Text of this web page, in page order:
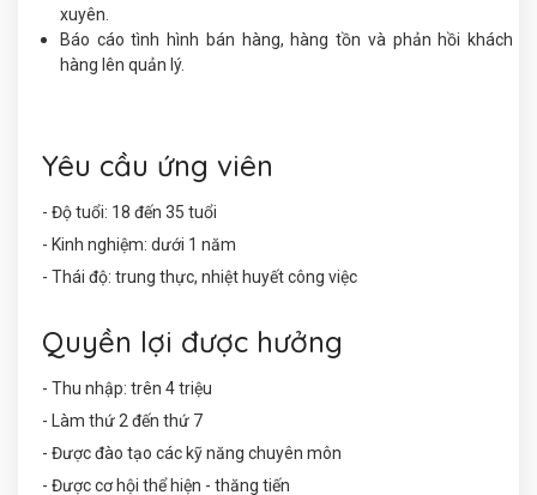
xuyên.
Báo cáo tình hình bán hàng, hàng tồn và phản hồi khách
hàng lên quản lý.
Yêu cầu ứng viên
- Độ tuổi: 18 đến 35 tuổi
- Kinh nghiệm: dưới 1 năm
- Thái độ: trung thực, nhiệt huyết công việc
Quyền lợi được hưởng
- Thu nhập: trên 4 triệu
- Làm thứ 2 đến thứ 7
- Được đào tạo các kỹ năng chuyên môn
- Được cơ hội thể hiện - thăng tiến